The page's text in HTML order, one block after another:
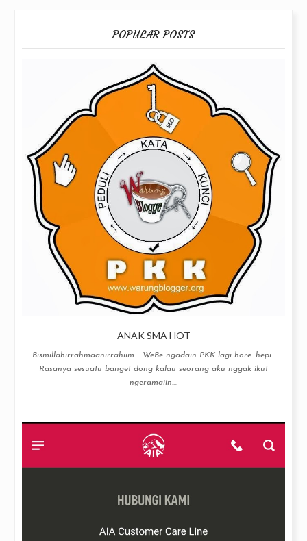
POPULAR POSTS
ANAK SMA HOT
Bismillahirrahmaanirrahiim…. WeBe ngadain PKK lagi hore :hepi .
Rasanya sesuatu banget dong kalau seorang aku nggak ikut
ngeramaiin....